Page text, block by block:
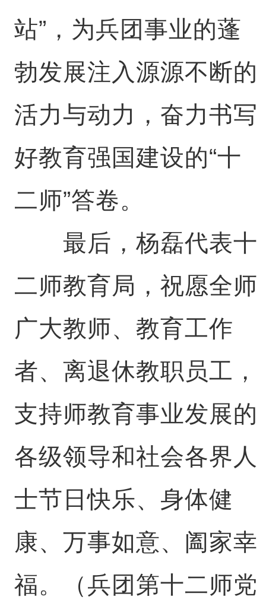
站”，为兵团事业的蓬
勃发展注入源源不断的
活力与动力，奋力书写
好教育强国建设的“十
二师”答卷。
最后，杨磊代表十
二师教育局，祝愿全师
广大教师、教育工作
者、离退休教职员工，
支持师教育事业发展的
各级领导和社会各界人
士节日快乐、身体健
康、万事如意、阖家幸
福。（兵团第十二师党